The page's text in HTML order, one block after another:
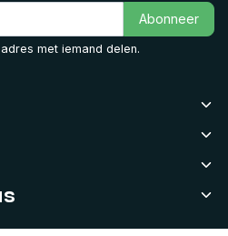
Abonneer
met iemand delen.